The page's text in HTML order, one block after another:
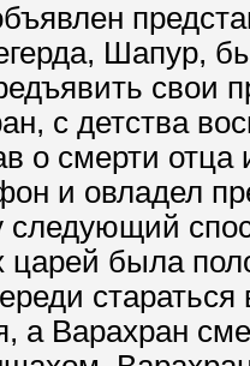
Шапур,
свои
с детства
о смерти отца
и овладел
царей была
стараться
а Варахран